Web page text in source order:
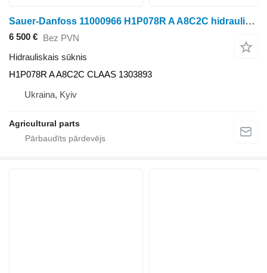
Sauer-Danfoss 11000966 H1P078R A A8C2C hidrauliskais sūknis paredzēts Claas graudu kombaina
6 500 € Bez PVN
Hidrauliskais sūknis
H1P078R A A8C2C CLAAS 1303893
Ukraina, Kyiv
Agricultural parts